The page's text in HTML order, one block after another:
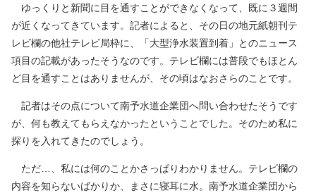
ゆっくりと新聞に目を通すことができなくなって、既に３週間
が近くなってきています。記者によると、その日の地元紙朝刊テ
レビ欄の他社テレビ局枠に、「大型浄水装置到着」とのニュース
項目の記載があったそうなのです。テレビ欄には普段でもほとん
ど目を通すことはありませんが、その頃はなおさらのことです。
記者はその点について南予水道企業団へ問い合わせたそうです
が、何も教えてもらえなかったということでした。そのため私に
探りを入れてきたのでしょう。
ただ…、私には何のことかさっぱりわかりません。テレビ欄の
内容を知らないばかりか、まさに寝耳に水。南予水道企業団から